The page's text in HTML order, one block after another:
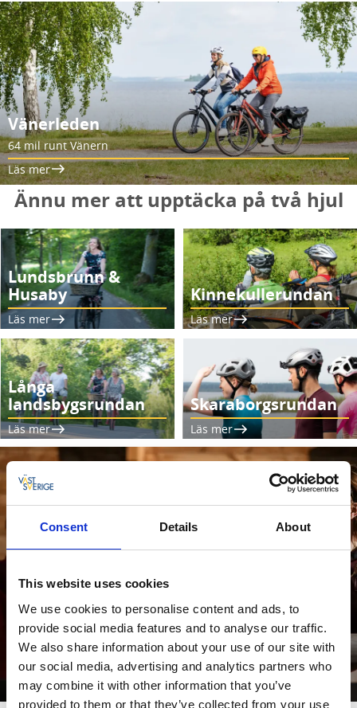
Consent Details About
This website uses cookies
We use cookies to personalise content and ads, to
provide social media features and to analyse our traffic.
We also share information about your use of our site with
our social media, advertising and analytics partners who
may combine it with other information that you’ve
provided to them or that they’ve collected from your use
Vänerleden
64 mil runt Vänern
Läs mer
Ännu mer att upptäcka på två hjul
Lundsbrunn &
Husaby
Läs mer
Kinnekullerundan
Läs mer
Långa
landsbygsrundan
Läs mer
Skaraborgsrundan
Läs mer
Cykelvänliga boenden
Läs mer